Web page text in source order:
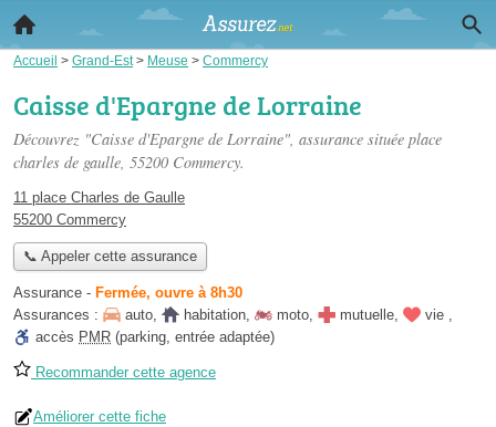
Accueil > Grand-Est > Meuse > Commercy
Caisse d'Epargne de Lorraine
Découvrez "Caisse d'Epargne de Lorraine", assurance située place
charles de gaulle, 55200 Commercy.
11 place Charles de Gaulle
55200 Commercy
📞 Appeler cette assurance
Assurance - Fermée, ouvre à 8h30
Assurances :
auto, habitation, moto, mutuelle, vie ,
accès PMR (parking, entrée adaptée)
Recommander cette agence
Améliorer cette fiche